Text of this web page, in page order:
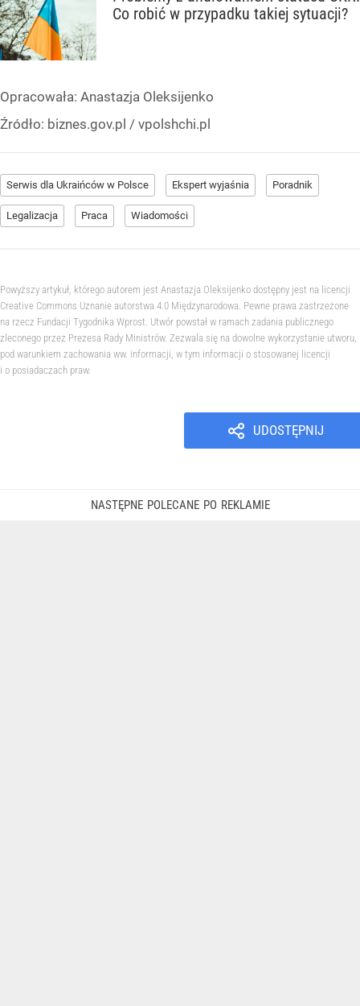
Сo robić w przypadku takiej sytuacji?
Opracowała: Anastazja Oleksijenko
Źródło: biznes.gov.pl / vpolshchi.pl
Serwis dla Ukraińców w Polsce Ekspert wyjaśnia Poradnik
Legalizacja Praca Wiadomości
Powyższy artykuł, którego autorem jest Anastazja Oleksijenko dostępny jest na licencji
Creative Commons Uznanie autorstwa 4.0 Międzynarodowa. Pewne prawa zastrzeżone
na rzecz Fundacji Tygodnika Wprost. Utwór powstał w ramach zadania publicznego
zleconego przez Prezesa Rady Ministrów. Zezwala się na dowolne wykorzystanie utworu,
pod warunkiem zachowania ww. informacji, w tym informacji o stosowanej licencji
i o posiadaczach praw.
UDOSTĘPNIJ